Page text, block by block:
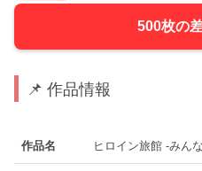
500枚の
📌 作品情報
作品名 ヒロイン旅館 -みん